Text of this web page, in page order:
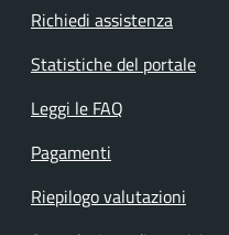
Richiedi assistenza
Statistiche del portale
Leggi le FAQ
Pagamenti
Riepilogo valutazioni